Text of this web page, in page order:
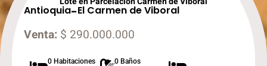
Antioquia-El Carmen de Viboral
Venta: $ 290.000.000
0 Habitaciones 0 Baños